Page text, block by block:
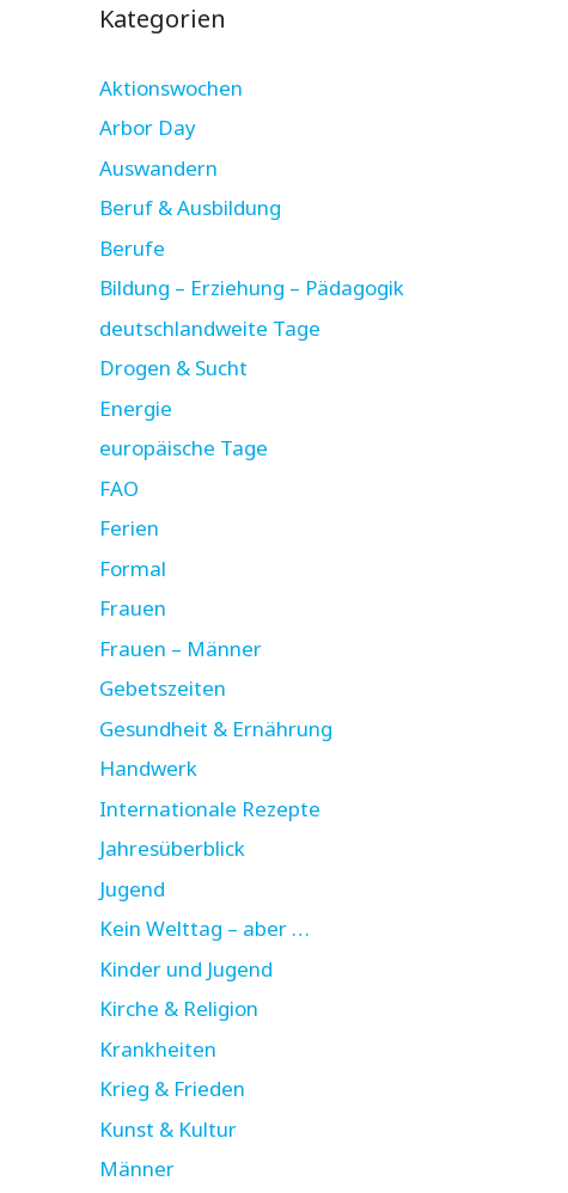
Kategorien
Aktionswochen
Arbor Day
Auswandern
Beruf & Ausbildung
Berufe
Bildung – Erziehung – Pädagogik
deutschlandweite Tage
Drogen & Sucht
Energie
europäische Tage
FAO
Ferien
Formal
Frauen
Frauen – Männer
Gebetszeiten
Gesundheit & Ernährung
Handwerk
Internationale Rezepte
Jahresüberblick
Jugend
Kein Welttag – aber …
Kinder und Jugend
Kirche & Religion
Krankheiten
Krieg & Frieden
Kunst & Kultur
Männer